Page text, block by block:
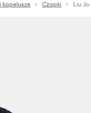
kapelusze Czapki Liu